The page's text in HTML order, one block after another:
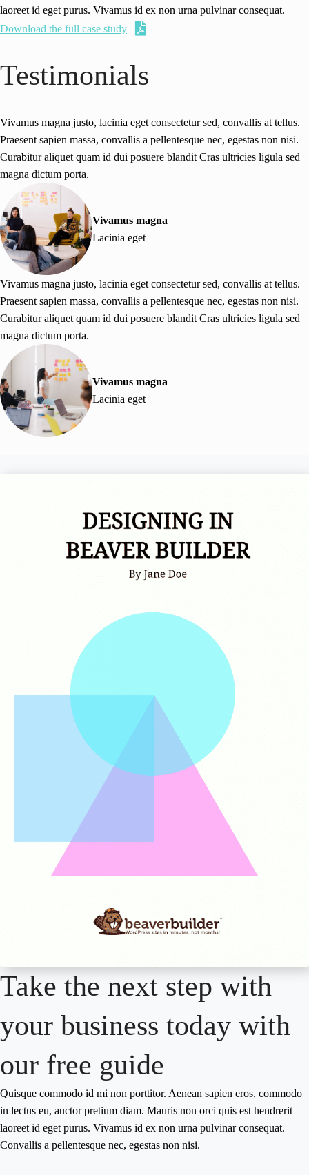
laoreet id eget purus. Vivamus id ex non urna pulvinar consequat.
Download the full case study
Testimonials
Vivamus magna justo, lacinia eget consectetur sed, convallis at tellus.
Praesent sapien massa, convallis a pellentesque nec, egestas non nisi.
Curabitur aliquet quam id dui posuere blandit Cras ultricies ligula sed
magna dictum porta.
Vivamus magna
Lacinia eget
Vivamus magna justo, lacinia eget consectetur sed, convallis at tellus.
Praesent sapien massa, convallis a pellentesque nec, egestas non nisi.
Curabitur aliquet quam id dui posuere blandit Cras ultricies ligula sed
magna dictum porta.
Vivamus magna
Lacinia eget
Take the next step with
your business today with
our free guide
Quisque commodo id mi non porttitor. Aenean sapien eros, commodo
in lectus eu, auctor pretium diam. Mauris non orci quis est hendrerit
laoreet id eget purus. Vivamus id ex non urna pulvinar consequat.
Convallis a pellentesque nec, egestas non nisi.